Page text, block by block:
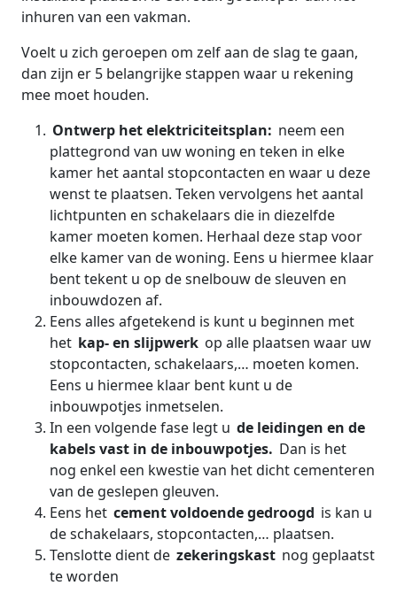
inhuren van een vakman.
Voelt u zich geroepen om zelf aan de slag te gaan,
dan zijn er 5 belangrijke stappen waar u rekening
mee moet houden.
Ontwerp het elektriciteitsplan: neem een
plattegrond van uw woning en teken in elke
kamer het aantal stopcontacten en waar u deze
wenst te plaatsen. Teken vervolgens het aantal
lichtpunten en schakelaars die in diezelfde
kamer moeten komen. Herhaal deze stap voor
elke kamer van de woning. Eens u hiermee klaar
bent tekent u op de snelbouw de sleuven en
inbouwdozen af.
Eens alles afgetekend is kunt u beginnen met
het kap- en slijpwerk op alle plaatsen waar uw
stopcontacten, schakelaars,… moeten komen.
Eens u hiermee klaar bent kunt u de
inbouwpotjes inmetselen.
In een volgende fase legt u de leidingen en de
kabels vast in de inbouwpotjes. Dan is het
nog enkel een kwestie van het dicht cementeren
van de geslepen gleuven.
Eens het cement voldoende gedroogd is kan u
de schakelaars, stopcontacten,… plaatsen.
Tenslotte dient de zekeringskast nog geplaatst
te worden